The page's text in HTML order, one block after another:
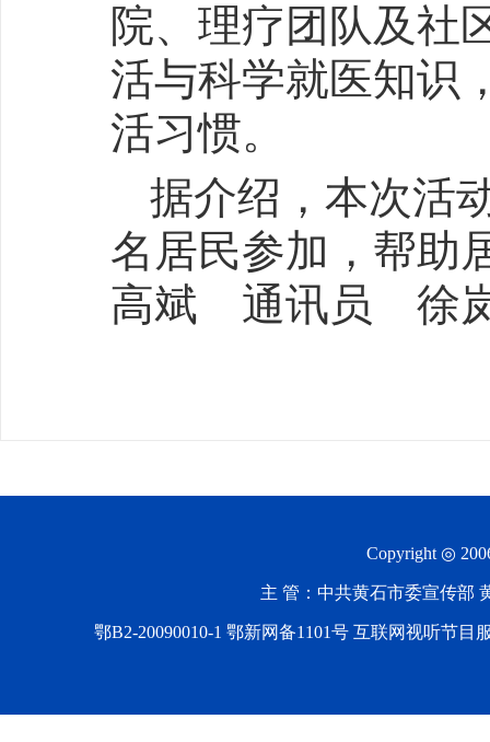
院、理疗团队及社
活与科学就医知识
活习惯。
据介绍，本次活
名居民参加，帮助
高斌 通讯员 徐
Copyright ◎
主 管：中共黄石市委宣传部
鄂B2-20090010-1 鄂新网备1101号 互联网视听节目